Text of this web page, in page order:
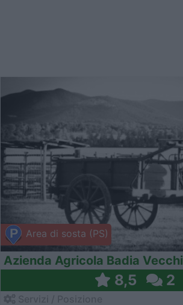
Area di sosta (PS)
Azienda Agricola Badia
8,5 2